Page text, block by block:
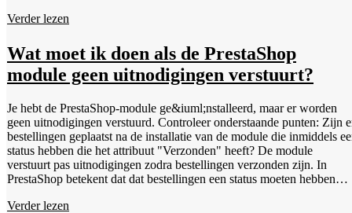
vergoeden, wijs je klant er dan wel op dat hij zelf de kosten moet
kun je eenvoudig onze voorbeeldtekst kopiëren en plakken. Deze
teksten moeten op een aparte pagina staan met een titel als
“Retourneren” welke rechtstreeks klikbaar moet zijn vanuit het menu
kent diverse uitzonderingen. Meer informatie over de bedenktijd?
dan meer over bedenktijd.
Verder lezen
Wat moet ik doen als de PrestaShop
module geen uitnodigingen verstuurt?
Je hebt de PrestaShop-module ge&iuml;nstalleerd, maar er worden
geen uitnodigingen verstuurd. Controleer onderstaande punten: Zijn
bestellingen geplaatst na de installatie van de module die inmiddels
status hebben die het attribuut "Verzonden" heeft? De module
verstuurt pas uitnodigingen zodra bestellingen verzonden zijn. In
PrestaShop betekent dat dat bestellingen een status moeten hebben
aangevinkt. De module verstuurt alleen uitnodigingen voor
Verder lezen